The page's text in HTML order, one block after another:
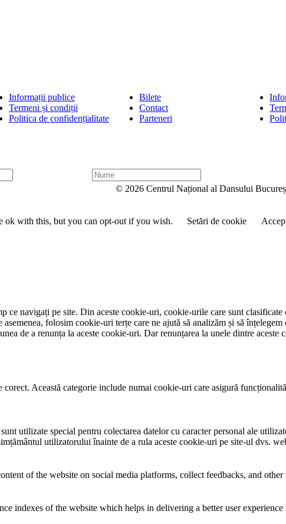
Informații publice
Termeni și condiții
Politica de confidențialitate
Bilete
Contact
Parteneri
N
u
© 2026 Centrul Național al Dansului
ok with this, but you can opt-out if you wish. Setări de cookie
navigați pe site. Din aceste cookie-uri, cookie-urile care sunt clasificate
folosim cookie-uri terțe care ne ajută să analizăm și să
de a renunța la aceste cookie-uri. Dar renunțarea la unele dintre aceste
Această categorie include numai cookie-uri care asigură
utilizate special pentru colectarea datelor cu caracter personal ale
utilizatorului înainte de a rula aceste cookie-uri pe site-ul dvs.
of the website on social media platforms, collect feedbacks, and other
indexes of the website which helps in delivering a better user